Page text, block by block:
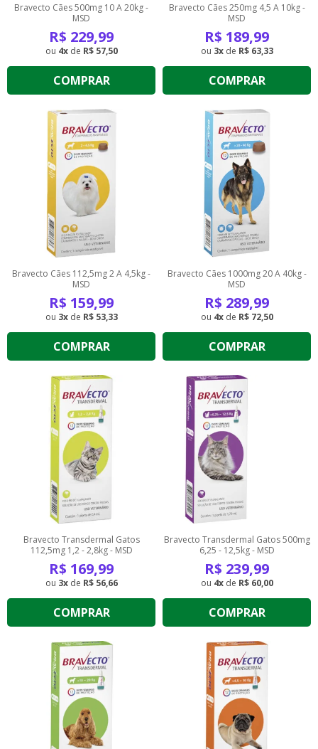
Bravecto Cães 500mg 10 A 20kg -
MSD
R$ 229,99
4 de R$ 57,50
COMPRAR
Bravecto Cães 250mg 4,5 A 10kg -
MSD
R$ 189,99
3 de R$ 63,33
COMPRAR
Bravecto Cães 112,5mg 2 A 4,5kg -
MSD
R$ 159,99
3 de R$ 53,33
COMPRAR
Bravecto Cães 1000mg 20 A 40kg -
MSD
R$ 289,99
4 de R$ 72,50
COMPRAR
Bravecto Transdermal Gatos
112,5mg 1,2 - 2,8kg - MSD
R$ 169,99
3 de R$ 56,66
COMPRAR
Bravecto Transdermal Gatos 500mg
6,25 - 12,5kg - MSD
R$ 239,99
4 de R$ 60,00
COMPRAR